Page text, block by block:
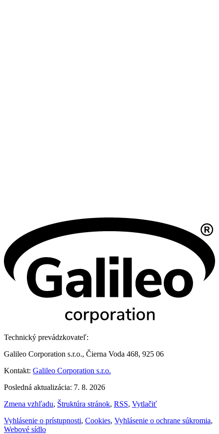
Technický prevádzkovateľ:
Galileo Corporation s.r.o., Čierna Voda 468, 925 06
Kontakt: Galileo Corporation s.r.o.
Posledná aktualizácia: 7. 8. 2026
Zmena vzhľadu, Štruktúra stránok, RSS, Vytlačiť
Vyhlásenie o prístupnosti, Cookies, Vyhlásenie o ochrane súkromia,
Webové sídlo